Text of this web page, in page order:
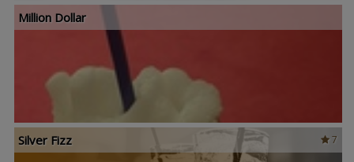
Million Dollar
7
Silver Fizz